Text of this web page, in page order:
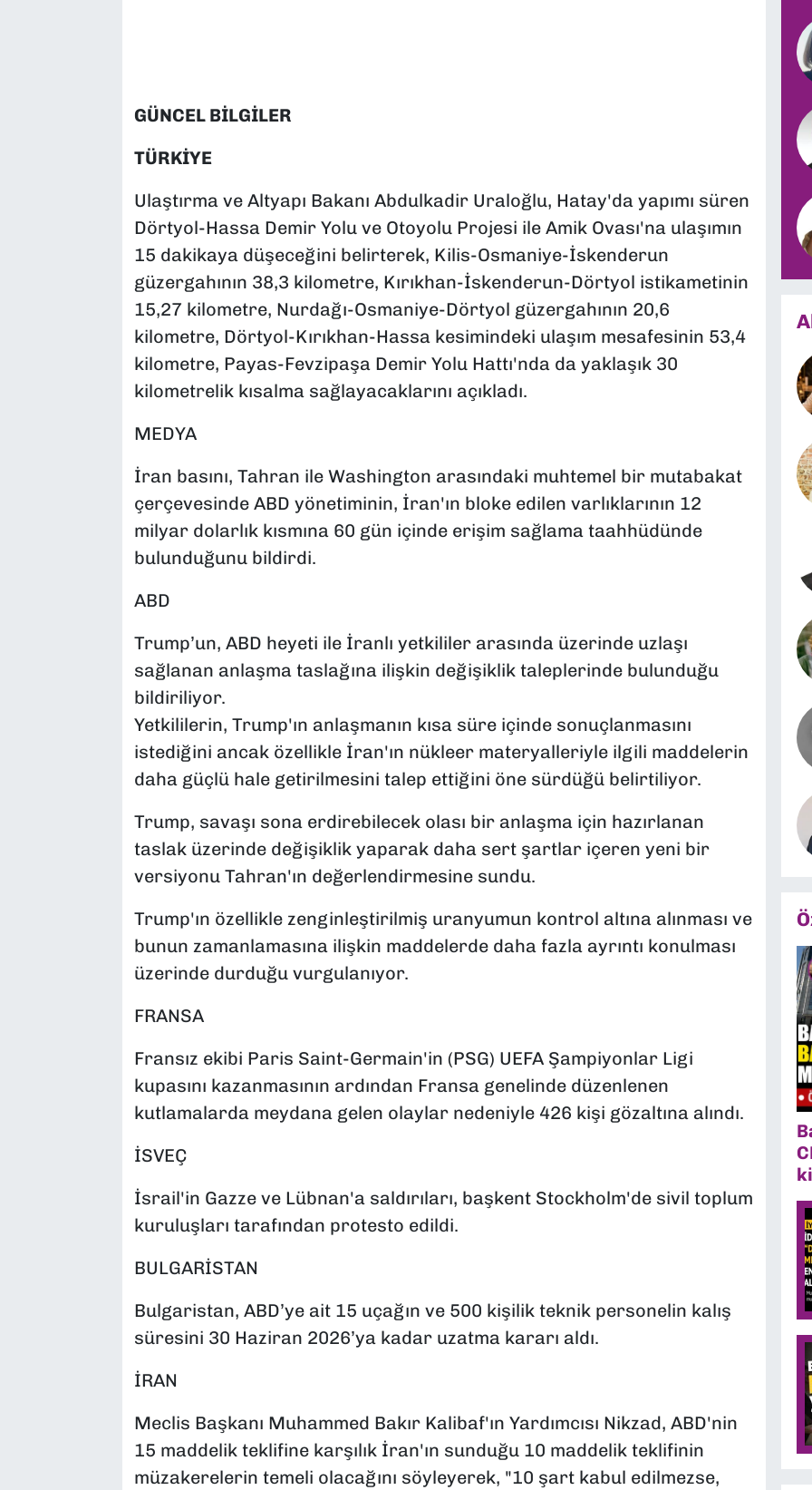
GÜNCEL BİLGİLER
TÜRKİYE
Ulaştırma ve Altyapı Bakanı Abdulkadir Uraloğlu, Hatay'da yapımı süren
Dörtyol-Hassa Demir Yolu ve Otoyolu Projesi ile Amik Ovası'na ulaşımın
15 dakikaya düşeceğini belirterek, Kilis-Osmaniye-İskenderun
güzergahının 38,3 kilometre, Kırıkhan-İskenderun-Dörtyol istikametinin
15,27 kilometre, Nurdağı-Osmaniye-Dörtyol güzergahının 20,6
kilometre, Dörtyol-Kırıkhan-Hassa kesimindeki ulaşım mesafesinin 53,4
kilometre, Payas-Fevzipaşa Demir Yolu Hattı'nda da yaklaşık 30
kilometrelik kısalma sağlayacaklarını açıkladı.
MEDYA
İran basını, Tahran ile Washington arasındaki muhtemel bir mutabakat
çerçevesinde ABD yönetiminin, İran'ın bloke edilen varlıklarının 12
milyar dolarlık kısmına 60 gün içinde erişim sağlama taahhüdünde
bulunduğunu bildirdi.
ABD
Trump’un, ABD heyeti ile İranlı yetkililer arasında üzerinde uzlaşı
sağlanan anlaşma taslağına ilişkin değişiklik taleplerinde bulunduğu
bildiriliyor.
Yetkililerin, Trump'ın anlaşmanın kısa süre içinde sonuçlanmasını
istediğini ancak özellikle İran'ın nükleer materyalleriyle ilgili maddelerin
daha güçlü hale getirilmesini talep ettiğini öne sürdüğü belirtiliyor.
Trump, savaşı sona erdirebilecek olası bir anlaşma için hazırlanan
taslak üzerinde değişiklik yaparak daha sert şartlar içeren yeni bir
versiyonu Tahran'ın değerlendirmesine sundu.
Trump'ın özellikle zenginleştirilmiş uranyumun kontrol altına alınması ve
bunun zamanlamasına ilişkin maddelerde daha fazla ayrıntı konulması
üzerinde durduğu vurgulanıyor.
FRANSA
Fransız ekibi Paris Saint-Germain'in (PSG) UEFA Şampiyonlar Ligi
kupasını kazanmasının ardından Fransa genelinde düzenlenen
kutlamalarda meydana gelen olaylar nedeniyle 426 kişi gözaltına alındı.
İSVEÇ
İsrail'in Gazze ve Lübnan'a saldırıları, başkent Stockholm'de sivil toplum
kuruluşları tarafından protesto edildi.
BULGARİSTAN
Bulgaristan, ABD’ye ait 15 uçağın ve 500 kişilik teknik personelin kalış
süresini 30 Haziran 2026’ya kadar uzatma kararı aldı.
İRAN
Meclis Başkanı Muhammed Bakır Kalibaf'ın Yardımcısı Nikzad, ABD'nin
15 maddelik teklifine karşılık İran'ın sunduğu 10 maddelik teklifinin
müzakerelerin temeli olacağını söyleyerek, "10 şart kabul edilmezse,
TEKNOLOJİ
YEREL YÖNETİMLER